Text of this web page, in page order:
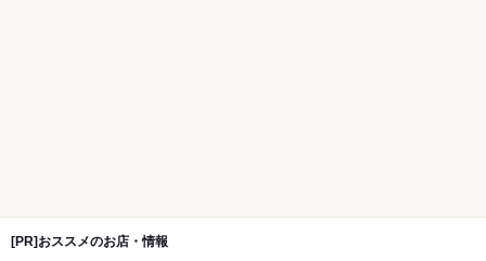
[PR]おススメのお店・情報